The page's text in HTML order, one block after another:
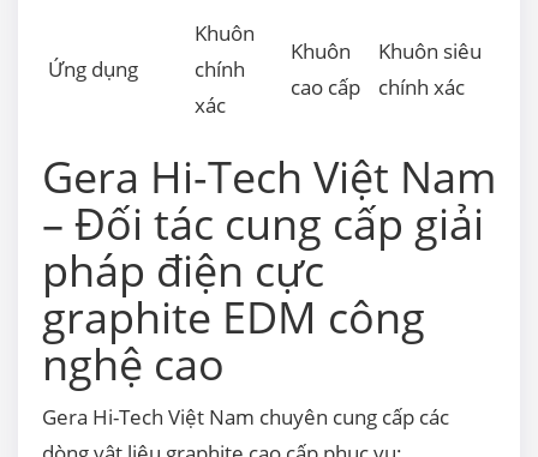
Ứng dụng
Khuôn
chính
xác
Khuôn
cao cấp
Khuôn siêu
chính xác
Gera Hi-Tech Việt Nam
– Đối tác cung cấp giải
pháp điện cực
graphite EDM công
nghệ cao
Gera Hi-Tech Việt Nam chuyên cung cấp các